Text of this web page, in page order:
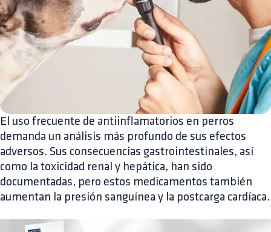
El uso frecuente de antiinflamatorios en perros
demanda un análisis más profundo de sus efectos
adversos. Sus consecuencias gastrointestinales, así
como la toxicidad renal y hepática, han sido
documentadas, pero estos medicamentos también
aumentan la presión sanguínea y la postcarga cardíaca.